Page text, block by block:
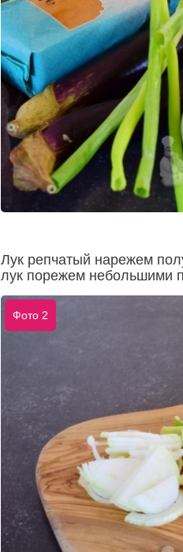
Лук репчатый нарежем
лук порежем небольшими
Фото 2